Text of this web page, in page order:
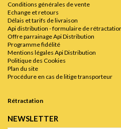
Conditions générales de vente
Echange et retours
Délais et tarifs de livraison
Api distribution - formulaire de
Offre parrainage Api Distribution
Programme fidélité
Mentions légales Api Distribution
Politique des Cookies
Plan du site
Procédure en cas de litige transporteur
Rétractation
NEWSLETTER